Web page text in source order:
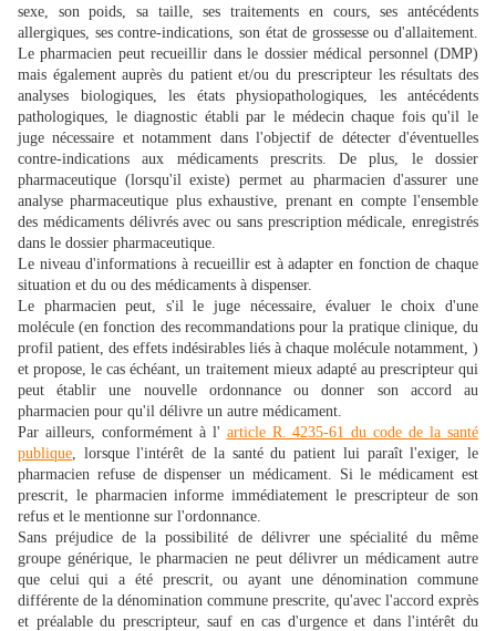
sexe, son poids, sa taille, ses traitements en cours, ses antécédents
allergiques, ses contre-indications, son état de grossesse ou d'allaitement.
Le pharmacien peut recueillir dans le dossier médical personnel (DMP)
mais également auprès du patient et/ou du prescripteur les résultats des
analyses biologiques, les états physiopathologiques, les antécédents
pathologiques, le diagnostic établi par le médecin chaque fois qu'il le
juge nécessaire et notamment dans l'objectif de détecter d'éventuelles
contre-indications aux médicaments prescrits. De plus, le dossier
pharmaceutique (lorsqu'il existe) permet au pharmacien d'assurer une
analyse pharmaceutique plus exhaustive, prenant en compte l'ensemble
des médicaments délivrés avec ou sans prescription médicale, enregistrés
dans le dossier pharmaceutique.
Le niveau d'informations à recueillir est à adapter en fonction de chaque
situation et du ou des médicaments à dispenser.
Le pharmacien peut, s'il le juge nécessaire, évaluer le choix d'une
molécule (en fonction des recommandations pour la pratique clinique, du
profil patient, des effets indésirables liés à chaque molécule notamment, )
et propose, le cas échéant, un traitement mieux adapté au prescripteur qui
peut établir une nouvelle ordonnance ou donner son accord au
pharmacien pour qu'il délivre un autre médicament.
Par ailleurs, conformément à l' article R. 4235-61 du code de la santé
publique , lorsque l'intérêt de la santé du patient lui paraît l'exiger, le
pharmacien refuse de dispenser un médicament. Si le médicament est
prescrit, le pharmacien informe immédiatement le prescripteur de son
refus et le mentionne sur l'ordonnance.
Sans préjudice de la possibilité de délivrer une spécialité du même
groupe générique, le pharmacien ne peut délivrer un médicament autre
que celui qui a été prescrit, ou ayant une dénomination commune
différente de la dénomination commune prescrite, qu'avec l'accord exprès
et préalable du prescripteur, sauf en cas d'urgence et dans l'intérêt du